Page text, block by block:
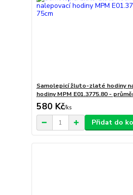
Samolepicí žluto-zlaté hodiny
hodiny MPM E01.3775.80 -
580 Kč/ks
Přidat do